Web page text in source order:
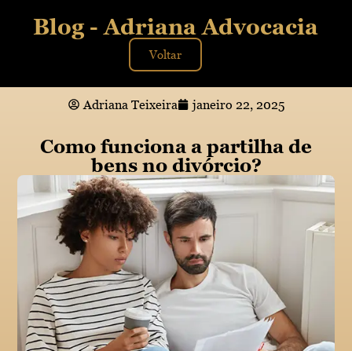
Blog - Adriana Advocacia
Voltar
Adriana Teixeira janeiro 22, 2025
Como funciona a partilha de
bens no divórcio?